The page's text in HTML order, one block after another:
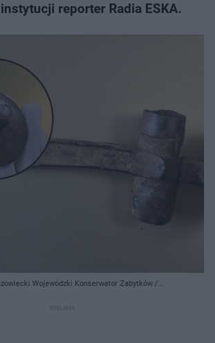
reporter Radia ESKA.
Wojewódzki Konserwator Zabytków /